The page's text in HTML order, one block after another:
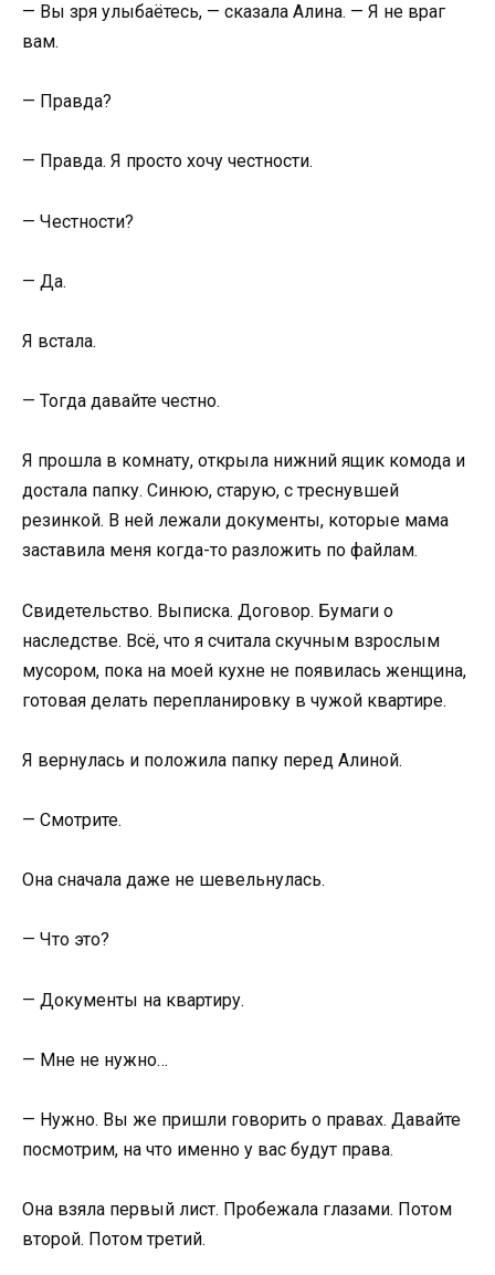
— Вы зря улыбаётесь, — сказала Алина. — Я не враг
вам.
— Правда?
— Правда. Я просто хочу честности.
— Честности?
— Да.
Я встала.
— Тогда давайте честно.
Я прошла в комнату, открыла нижний ящик комода и
достала папку. Синюю, старую, с треснувшей
резинкой. В ней лежали документы, которые мама
заставила меня когда-то разложить по файлам.
Свидетельство. Выписка. Договор. Бумаги о
наследстве. Всё, что я считала скучным взрослым
мусором, пока на моей кухне не появилась женщина,
готовая делать перепланировку в чужой квартире.
Я вернулась и положила папку перед Алиной.
— Смотрите.
Она сначала даже не шевельнулась.
— Что это?
— Документы на квартиру.
— Мне не нужно…
— Нужно. Вы же пришли говорить о правах. Давайте
посмотрим, на что именно у вас будут права.
Она взяла первый лист. Пробежала глазами. Потом
второй. Потом третий.